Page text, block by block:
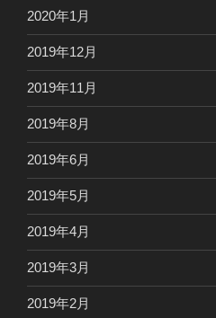
2020年1月
2019年12月
2019年11月
2019年8月
2019年6月
2019年5月
2019年4月
2019年3月
2019年2月